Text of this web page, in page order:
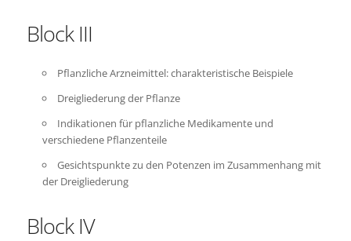
Block III
Pflanzliche Arzneimittel: charakteristische Beispiele
Dreigliederung der Pflanze
Indikationen für pflanzliche Medikamente und
verschiedene Pflanzenteile
Gesichtspunkte zu den Potenzen im Zusammenhang mit
der Dreigliederung
Block IV